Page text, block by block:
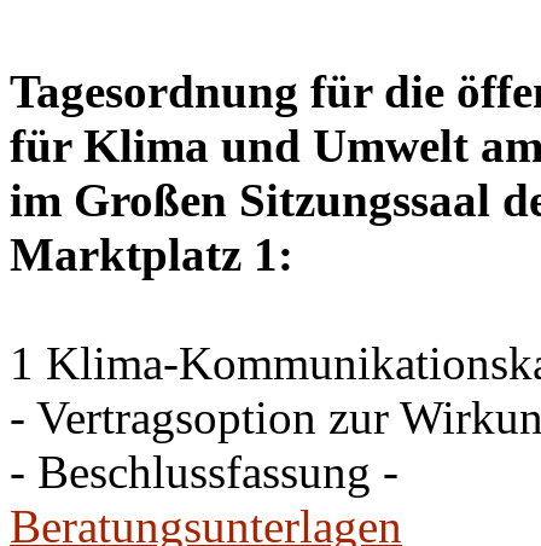
Tagesordnung für die
für Klima und Umwelt
im Großen Sitzungssaal
Marktplatz 1:
1 Klima-
- Vertragsoption zur
- Beschlussfassung -
Beratungsunterlagen